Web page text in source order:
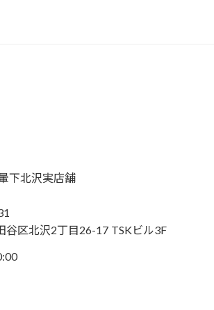
下北沢実店舗
谷区北沢2丁目26-17 TSKビル3F